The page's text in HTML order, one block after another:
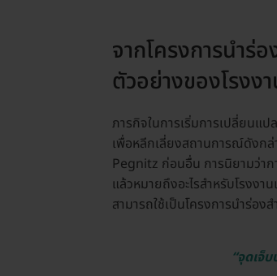
จากโครงการนำร่
ตัวอย่างของโรงง
ภารกิจในการเริ่มการเปลี่ยนแ
เพื่อหลีกเลี่ยงสถานการณ์ดังกล่
Pegnitz ก่อนอื่น การนิยามว่าก
แล้วหมายถึงอะไรสำหรับโรงง
สามารถใช้เป็นโครงการนำร่อ
“จุดเจ็